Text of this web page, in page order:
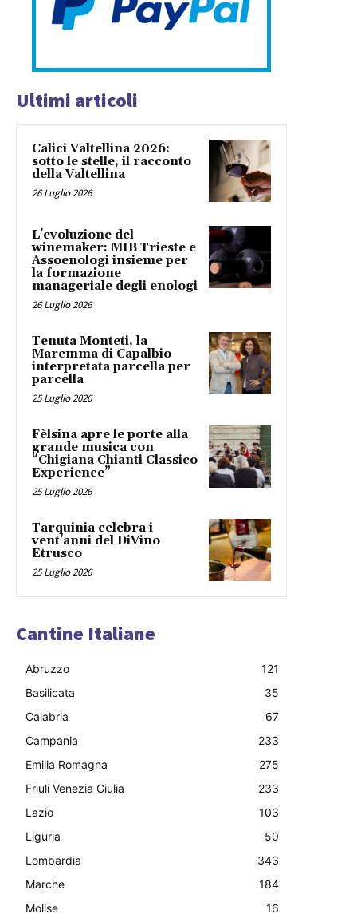
Ultimi articoli
Calici Valtellina 2026:
sotto le stelle, il racconto
della Valtellina
26 Luglio 2026
L’evoluzione del
winemaker: MIB Trieste e
Assoenologi insieme per
la formazione
manageriale degli enologi
26 Luglio 2026
Tenuta Monteti, la
Maremma di Capalbio
interpretata parcella per
parcella
25 Luglio 2026
Fèlsina apre le porte alla
grande musica con
“Chigiana Chianti Classico
Experience”
25 Luglio 2026
Tarquinia celebra i
vent’anni del DiVino
Etrusco
25 Luglio 2026
Cantine Italiane
Abruzzo
121
Basilicata
35
Calabria
67
Campania
233
Emilia Romagna
275
Friuli Venezia Giulia
233
Lazio
103
Liguria
50
Lombardia
343
Marche
184
Molise
16